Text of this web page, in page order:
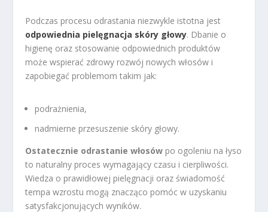
Podczas procesu odrastania niezwykle istotna jest
odpowiednia pielęgnacja skóry głowy. Dbanie o
higienę oraz stosowanie odpowiednich produktów
może wspierać zdrowy rozwój nowych włosów i
zapobiegać problemom takim jak:
podrażnienia,
nadmierne przesuszenie skóry głowy.
Ostatecznie odrastanie włosów po ogoleniu na łyso
to naturalny proces wymagający czasu i cierpliwości.
Wiedza o prawidłowej pielęgnacji oraz świadomość
tempa wzrostu mogą znacząco pomóc w uzyskaniu
satysfakcjonujących wyników.